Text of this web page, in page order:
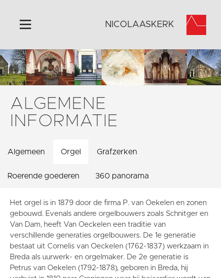
Home
Algemeen
Historie
Omgeving
Activiteiten
Vaktaal
NICOLAASKERK
ALGEMENE
INFORMATIE
Algemeen Orgel Grafzerken
Roerende goederen 360 panorama
Het orgel is in 1879 door de firma P. van Oekelen en zonen
gebouwd. Evenals andere orgelbouwers zoals Schnitger en
Van Dam, heeft Van Oeckelen een traditie van
verschillende generaties orgelbouwers. De 1e generatie
bestaat uit Cornelis van Oeckelen (1762-1837) werkzaam in
Breda als uurwerk- en orgelmaker. De 2e generatie is
Petrus van Oekelen (1792-1878), geboren in Breda, hij